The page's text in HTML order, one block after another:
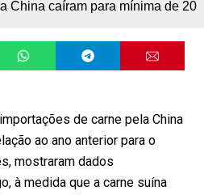
de carne pela China
ao ano anterior para o
mostraram dados
à medida que a carne suína